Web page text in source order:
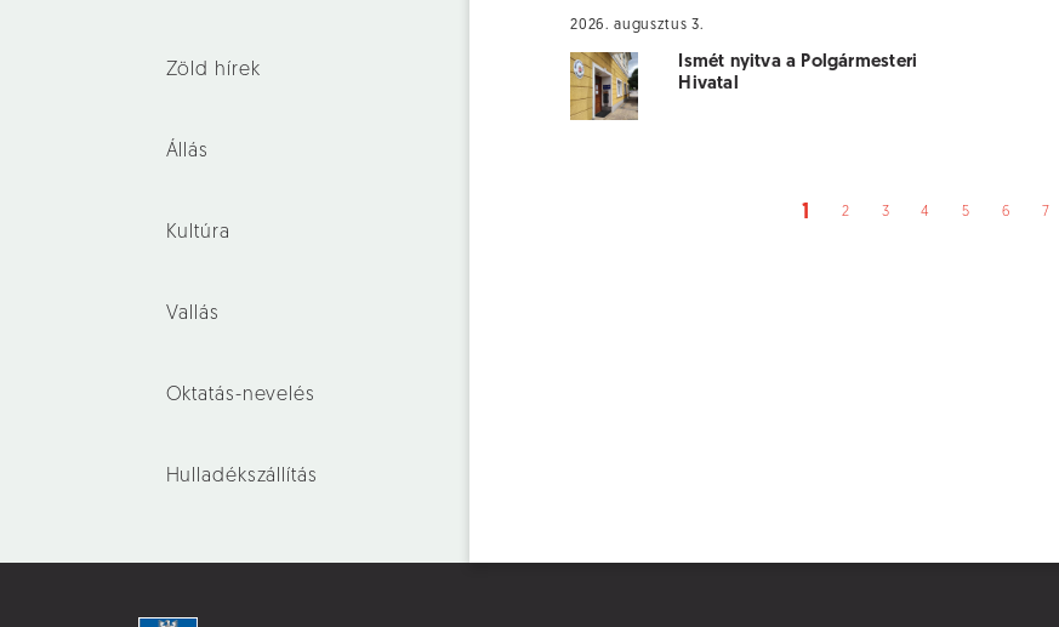
Zöld hírek
Állás
Kultúra
Vallás
Oktatás-nevelés
Hulladékszállítás
2026. augusztus 3.
Ismét nyitva a Polgármesteri
Hivatal
1 2 3 4 5 6 7